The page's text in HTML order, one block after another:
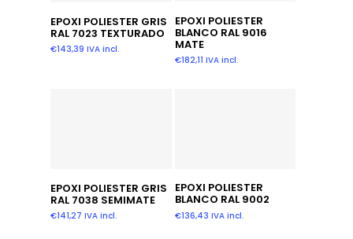
Leer Más
EPOXI POLIESTER GRIS
RAL 7023 TEXTURADO
€143,39 IVA incl.
Añadir Al Carrito
EPOXI POLIESTER
BLANCO RAL 9016
MATE
€182,11 IVA incl.
Leer Más
EPOXI POLIESTER GRIS
RAL 7038 SEMIMATE
€141,27 IVA incl.
Leer Más
EPOXI POLIESTER
BLANCO RAL 9002
€136,43 IVA incl.